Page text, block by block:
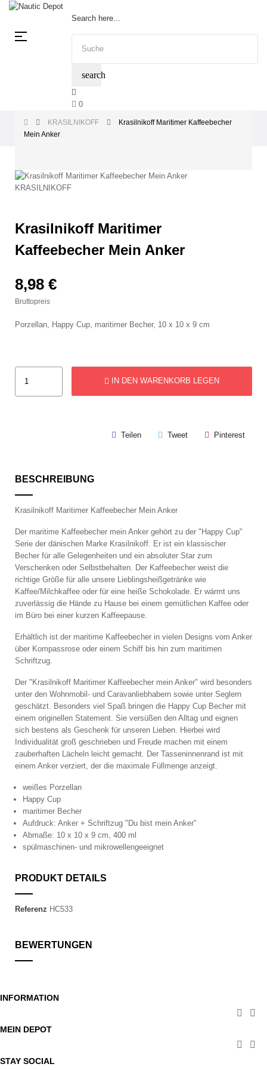
Umschalten
☰
Search here...
search
0
KRASILNIKOFF
Krasilnikoff Maritimer Kaffeebecher
Mein Anker
Krasilnikoff Maritimer
Kaffeebecher Mein Anker
8,98 €
Bruttopreis
Porzellan, Happy Cup, maritimer Becher, 10 x 10 x 9 cm
IN DEN WARENKORB LEGEN
Teilen Tweet Pinterest
BESCHREIBUNG
Krasilnikoff Maritimer Kaffeebecher Mein Anker
Der maritime Kaffeebecher mein Anker gehört zu der "Happy Cup"
Serie der dänischen Marke Krasilnikoff. Er ist ein klassischer
Becher für alle Gelegenheiten und ein absoluter Star zum
Verschenken oder Selbstbehalten. Der Kaffeebecher weist die
richtige Größe für alle unsere Lieblingsheißgetränke wie
Kaffee/Milchkaffee oder für eine heiße Schokolade. Er wärmt uns
zuverlässig die Hände zu Hause bei einem gemütlichen Kaffee oder
im Büro bei einer kurzen Kaffeepause.
Erhältlich ist der maritime Kaffeebecher in vielen Designs vom Anker
über Kompassrose oder einem Schiff bis hin zum maritimen
Schriftzug.
Der "Krasilnikoff Maritimer Kaffeebecher mein Anker" wird besonders
unter den Wohnmobil- und Caravanliebhabern sowie unter Seglern
geschätzt. Besonders viel Spaß bringen die Happy Cup Becher mit
einem originellen Statement. Sie versüßen den Alltag und eignen
sich bestens als Geschenk für unseren Lieben. Hierbei wird
Individualität groß geschrieben und Freude machen mit einem
zauberhaften Lächeln leicht gemacht. Der Tasseninnenrand ist mit
einem Anker verziert, der die maximale Füllmenge anzeigt.
weißes Porzellan
Happy Cup
maritimer Becher
Aufdruck: Anker + Schriftzug "Du bist mein Anker"
Abmaße: 10 x 10 x 9 cm, 400 ml
spülmaschinen- und mikrowellengeeignet
PRODUKT DETAILS
Referenz HC533
BEWERTUNGEN
INFORMATION
 
MEIN DEPOT
 
STAY SOCIAL